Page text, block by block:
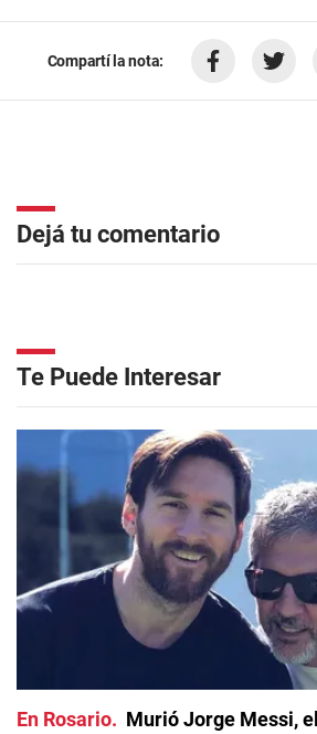
Compartí la nota:
Dejá tu comentario
Te Puede Interesar
En Rosario
Murió Jorge Messi,